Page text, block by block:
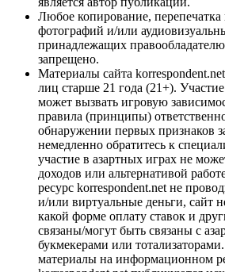
Любое копирование, перепечатка
фотографий и/или
принадлежащих
запрещено.
Материалы сайта
лиц старше 21 года (21+).
может вызвать игровую
правила (принципы)
обнаружении первых признаков
немедленно обратитесь к
участие в азартных играх не
доходов или альтернативой
ресурс korrespondent.net не
и/или виртуальные деньги, сайт
какой форме оплату ставок и
связаны/могут быть связаны с
букмекерами или
материалы на информационном